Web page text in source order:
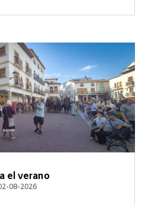
el verano
08-2026